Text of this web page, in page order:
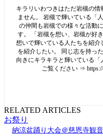
キラリいわつきはただ岩槻の
ません。 岩槻で輝いている「
の仲間も岩槻での様々な活動
す。 「岩槻を想い、岩槻が好
想いで輝いている人たちを紹
を紹介したい。 同じ志を持っ
向きにキラキラと輝いている「
ご覧ください ⇒
RELATED ARTICLES
お祭り
納涼盆踊り大会＠慈恩寺観